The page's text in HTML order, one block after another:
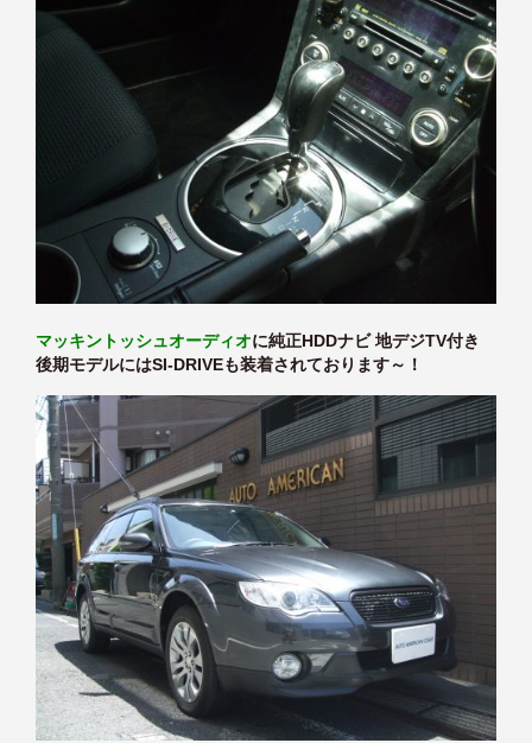
マッキントッシュオーディオに純正HDDナビ 地デジTV付き
後期モデルにはSI-DRIVEも装着されております～！